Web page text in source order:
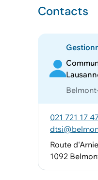
Contacts
021 721 17
Route
1092